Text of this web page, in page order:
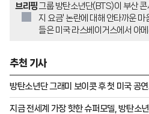
브리핑 그룹 방탄소년단(BTS)이 부산
지 요금' 논란에 대해 안타까운 마
들은 미국 라스베이거스에서 아
쉬움과 쓴소리를 전했다.
추천 기사
방탄소년단 그래미 보이콧 후 첫 미국 공
격 증명" 엄지척[K-EYES]
지금 전세계 가장 핫한 슈퍼모델, 방탄소